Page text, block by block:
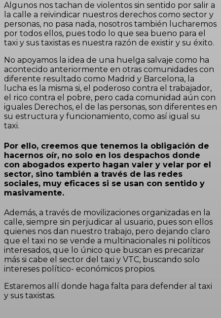
Algunos nos tachan de violentos sin sentido por salir a
la calle a reivindicar nuestros derechos como sector y
personas, no pasa nada, nosotros también lucharemos
por todos ellos, pues todo lo que sea bueno para el
taxi y sus taxistas es nuestra razón de existir y su éxito.
No apoyamos la idea de una huelga salvaje como ha
acontecido anteriormente en otras comunidades con
diferente resultado como Madrid y Barcelona, la
lucha es la misma si, el poderoso contra el trabajador,
el rico contra el pobre, pero cada comunidad aún con
iguales Derechos, el de las personas, son diferentes en
su estructura y funcionamiento, como así igual su
taxi.
Por ello, creemos que tenemos la obligación de
hacernos oír, no solo en los despachos donde
con abogados experto hagan valer y velar por el
sector, sino también a través de las redes
sociales, muy eficaces si se usan con sentido y
masivamente.
Además, a través de movilizaciones organizadas en la
calle, siempre sin perjudicar al usuario, pues son ellos
quienes nos dan nuestro trabajo, pero dejando claro
que el taxi no se vende a multinacionales ni políticos
interesados, que lo único que buscan es precarizar
más si cabe el sector del taxi y VTC, buscando solo
intereses político- económicos propios.
Estaremos allí donde haga falta para defender al taxi
y sus taxistas.